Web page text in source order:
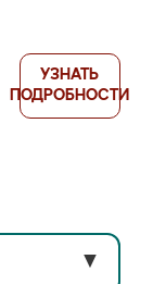
УЗНАТЬ
ПОДРОБНОСТИ
▼